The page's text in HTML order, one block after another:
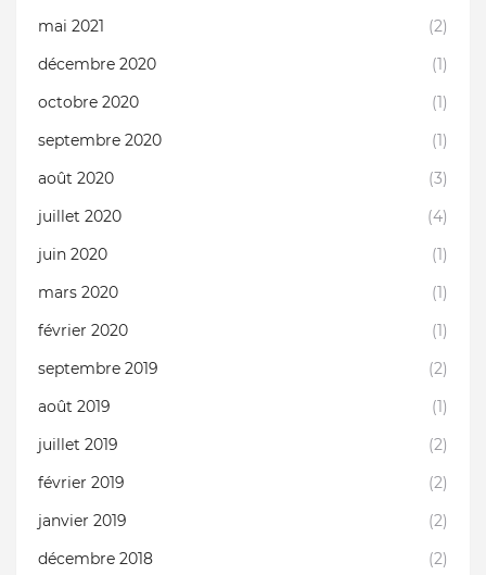
mai 2021
(2)
décembre 2020
(1)
octobre 2020
(1)
septembre 2020
(1)
août 2020
(3)
juillet 2020
(4)
juin 2020
(1)
mars 2020
(1)
février 2020
(1)
septembre 2019
(2)
août 2019
(1)
juillet 2019
(2)
février 2019
(2)
janvier 2019
(2)
décembre 2018
(2)